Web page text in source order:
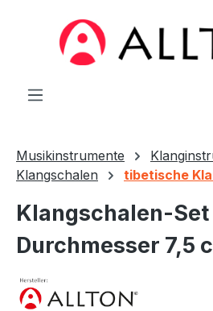
Zum Hauptinhalt springen
Musikinstrumente
Klangschalen
tibetische
Klangschalen-Set
Durchmesser 7,5